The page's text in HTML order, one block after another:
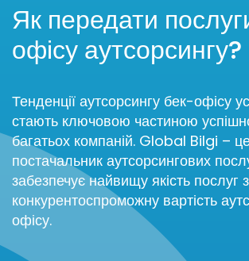
Як передати
офісу аутсорсингу?
Тенденції аутсорсингу бек-офісу
стають ключовою частиною
багатьох компаній. Global Bilgi –
постачальник аутсорсингових
забезпечує найвищу якість послуг
конкурентоспроможну вартість
офісу.